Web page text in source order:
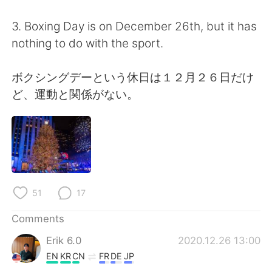
3. Boxing Day is on December 26th, but it has
nothing to do with the sport.
ボクシングデーという休日は１２月２６日だけ
ど、運動と関係がない。
51 17
Comments
Erik 6.0
2020.12.26 13:00
EN KRCN FRDE JP